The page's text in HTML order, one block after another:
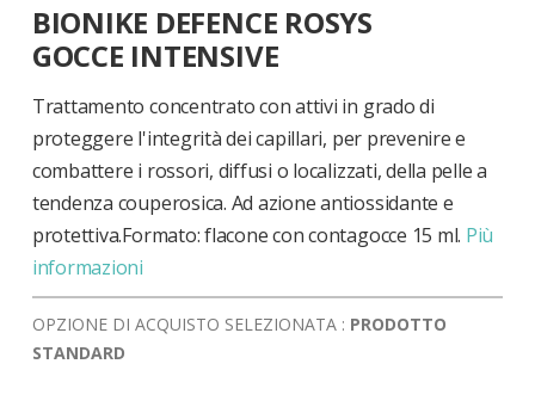
all'inizio
della
galleria
di
immagini
BIONIKE DEFENCE ROSYS
GOCCE INTENSIVE
Trattamento concentrato con attivi in grado di
proteggere l'integrità dei capillari, per prevenire e
combattere i rossori, diffusi o localizzati, della pelle a
tendenza couperosica. Ad azione antiossidante e
protettiva.Formato: flacone con contagocce 15 ml. Più
informazioni
OPZIONE DI ACQUISTO SELEZIONATA : PRODOTTO
STANDARD